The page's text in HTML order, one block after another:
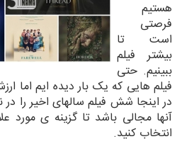
هستیم
فرصتی
است تا
بیشتر فیلم
ببینیم. حتی
فیلم هایی که یک بار دیده ایم اما
در اینجا شش فیلم سالهای اخیر را در
آنها مجالی باشد تا گزینه ی مورد
انتخاب کنید.